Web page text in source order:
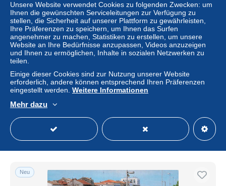
Gewerblicher Händler
Neu
Unsere Website verwendet Cookies zu folgenden Zwecken: um
Ihnen die gewünschten Serviceleitungen zur Verfügung zu
stellen, die Sicherheit auf unserer Plattform zu gewährleisten,
Ihre Präferenzen zu speichern, um Ihnen das Surfen
angenehmer zu machen, Statistiken zu erstellen, um unsere
Website an Ihre Bedürfnisse anzupassen, Videos anzuzeigen
und Ihnen zu ermöglichen, Inhalte in sozialen Netzwerken zu
teilen.
Einige dieser Cookies sind zur Nutzung unserer Website
erforderlich, andere können entsprechend Ihren Präferenzen
eingestellt werden. Weitere Informationen
Mehr dazu